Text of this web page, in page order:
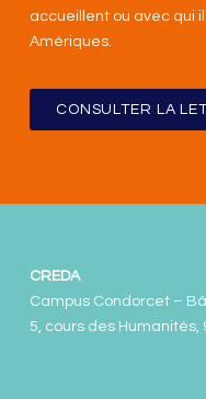
accueillent ou avec qui
Amériques.
CONSULTER LA
CREDA
Campus Condorcet –
5, cours des Humanités,